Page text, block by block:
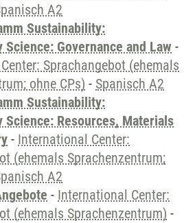
A2
Sustainability:
Governance and Law -
Sprachangebot (ehemals
ohne CPs) - Spanisch A2
Sustainability:
Science: Resources, Materials
- International Center:
(ehemals Sprachenzentrum;
A2
- International Center:
(ehemals Sprachenzentrum) -